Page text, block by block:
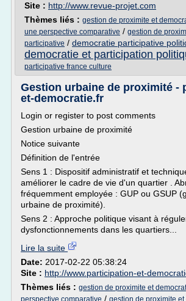
Site : http://www.revue-projet.com
Thèmes liés : gestion de proximite et
une perspective comparative / gestion de
participative / democratie participative
democratie et participation
participative france culture
Gestion urbaine de proximité -
et-democratie.fr
Login or register to post comments
Gestion urbaine de proximité
Notice suivante
Définition de l'entrée
Sens 1 : Dispositif administratif et
améliorer le cadre de vie d'un quartier .
fréquemment employée : GUP ou GSUP
urbaine de proximité).
Sens 2 : Approche politique visant à
dysfonctionnements dans les quartiers...
Lire la suite
Date: 2017-02-22 05:38:24
Site : http://www.participation-et-
Thèmes liés : gestion de proximite et
perspective comparative / gestion de proximite et